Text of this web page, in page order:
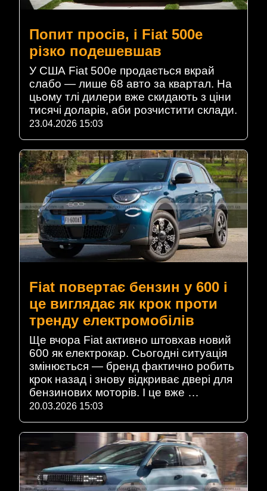
Попит просів, і Fiat 500e
різко подешевшав
У США Fiat 500e продається вкрай
слабо — лише 68 авто за квартал. На
цьому тлі дилери вже скидають з ціни
тисячі доларів, аби розчистити склади.
23.04.2026 15:03
Fiat повертає бензин у 600 і
це виглядає як крок проти
тренду електромобілів
Ще вчора Fiat активно штовхав новий
600 як електрокар. Сьогодні ситуація
змінюється — бренд фактично робить
крок назад і знову відкриває двері для
бензинових моторів. І це вже …
20.03.2026 15:03